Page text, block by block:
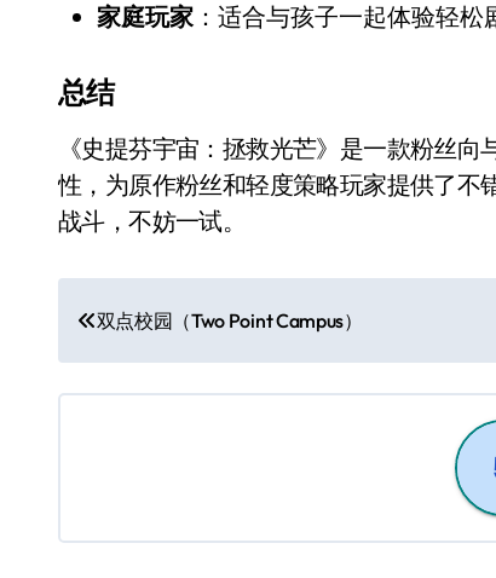
家庭玩家 ：适合与孩子一起体验轻松
总结
《史提芬宇宙：拯救光芒》是一款粉丝向与策略RPG结合的游戏，Switch版凭借本地合作和便携
性，为原作粉丝和轻度策略玩家提供了不
战斗，不妨一试。
文
章
导
双点校园（Two Point Campus）